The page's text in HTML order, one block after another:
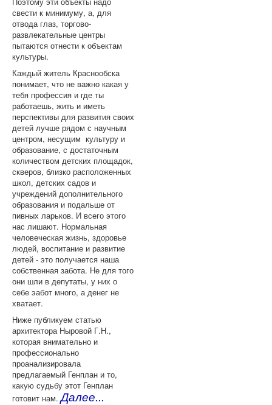
свести к минимуму, а, для
отвода глаз, торгово-
развлекательные центры
пытаются отнести к объектам
культуры.
Каждый житель Краснообска
понимает, что не важно какая у
тебя профессия и где ты
работаешь, жить и иметь
перспективы для развития своих
детей лучше рядом с научным
центром, несущим культуру и
образование, с достаточным
количеством детских площадок,
скверов, близко расположенных
школ, детских садов и
учреждений дополнительного
образования и подальше от
пивных ларьков. И всего этого
нас лишают. Нормальная
человеческая жизнь, здоровье
людей, воспитание и развитие
детей - это получается наша
собственная забота. Не для того
они шли в депутаты, у них о
себе эабот много, а денег не
хватает.
Ниже публикуем статью
архитектора Ныровой Г.Н.,
которая внимательно и
профессионально
проанализировала
предлагаемый Генплан и то,
какую судьбу этот Генплан
готовит нам.Далее...